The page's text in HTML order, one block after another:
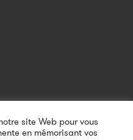
site Web pour vous
en mémorisant vos